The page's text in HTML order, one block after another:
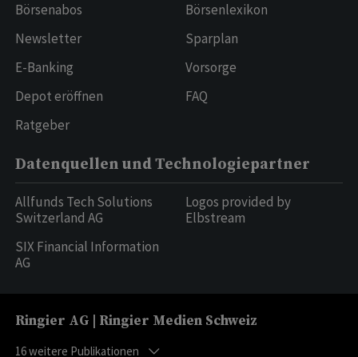
Börsenabos
Newsletter
E-Banking
Depot eröffnen
Ratgeber
Börsenlexikon
Sparplan
Vorsorge
FAQ
Datenquellen und Technologiepartner
Allfunds Tech Solutions
Switzerland AG
SIX Financial Information
AG
Logos provided by
Elbstream
Ringier AG | Ringier Medien Schweiz
16weitere Publikationen